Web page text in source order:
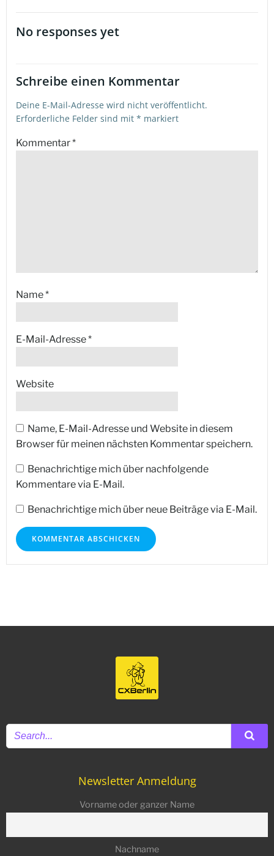
Beitragsnavigation
No responses yet
Schreibe einen Kommentar
Deine E-Mail-Adresse wird nicht veröffentlicht.
Erforderliche Felder sind mit * markiert
Kommentar*
Name*
E-Mail-Adresse*
Website
Name, E-Mail-Adresse und Website in diesem
Browser für meinen nächsten Kommentar speichern.
Benachrichtige mich über nachfolgende
Kommentare via E-Mail.
Benachrichtige mich über neue Beiträge via E-Mail.
Newsletter Anmeldung
Vorname oder ganzer Name
Nachname